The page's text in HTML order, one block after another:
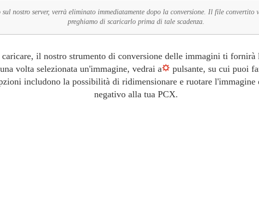
nostro server, verrà eliminato immediatamente dopo la conversione. Il file
preghiamo di scaricarlo prima di tale scadenza.
il nostro strumento di conversione delle immagini ti fornirà
volta selezionata un'immagine, vedrai a
pulsante, su cui puoi
includono la possibilità di ridimensionare e ruotare
negativo alla tua PCX.